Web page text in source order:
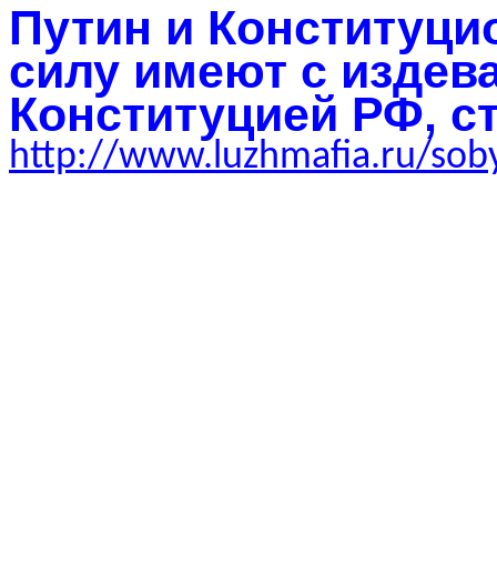
Путин и
силу имеют с
Конституцией РФ,
http://www.luzhmafia.ru/